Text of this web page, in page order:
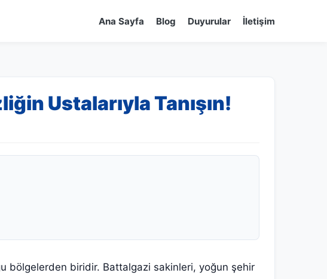
Ana Sayfa Blog Duyurular İletişim
Ustalarıyla Tanışın!
bölgelerden biridir. Battalgazi sakinleri, yoğun şehir